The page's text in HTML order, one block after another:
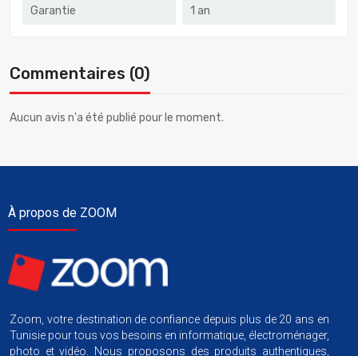
Garantie 1 an
Commentaires (0)
Aucun avis n'a été publié pour le moment.
À propos de ZOOM
Zoom, votre destination de confiance depuis plus de 20 ans en
Tunisie pour tous vos besoins en informatique, électroménager,
photo et vidéo. Nous proposons des produits authentiques,